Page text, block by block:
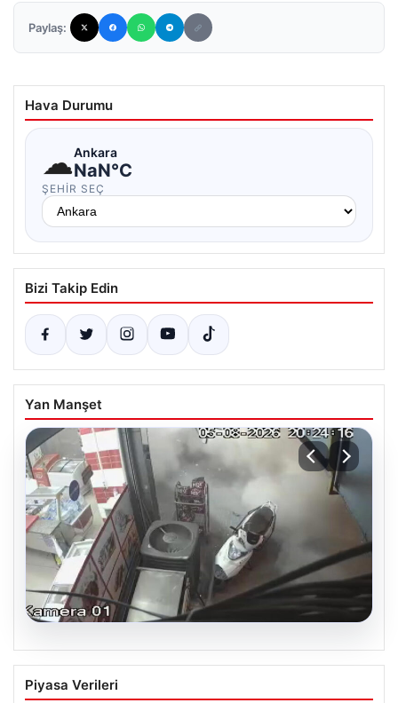
Paylaş:
Hava Durumu
☁Ankara
NaN°C
ŞEHIR SEÇ
Bizi Takip Edin
Yan Manşet
06.08.2026
Bahçelievler’de tahliye edilen 4 katlı
binanın çöktüğü anlar
Piyasa Verileri